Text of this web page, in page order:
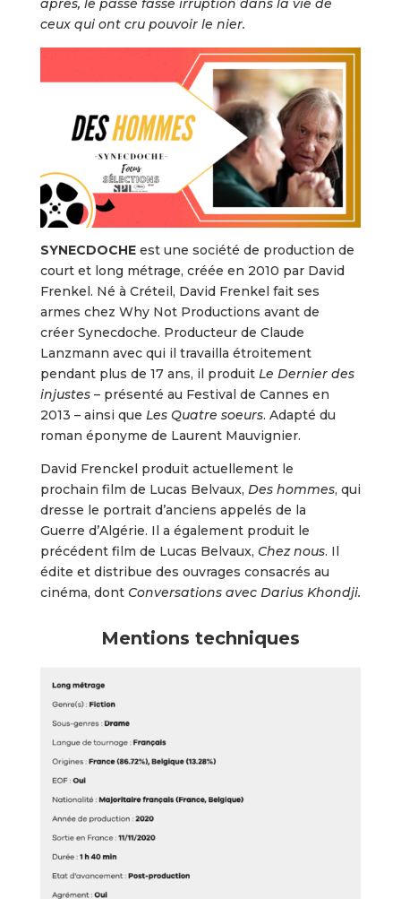
après, le passé fasse irruption dans la vie de
ceux qui ont cru pouvoir le nier.
SYNECDOCHEest une société de production de
court et long métrage, créée en 2010 par David
Frenkel. Né à Créteil, David Frenkel fait ses
armes chez Why Not Productions avant de
créer Synecdoche. Producteur de Claude
Lanzmann avec qui il travailla étroitement
pendant plus de 17 ans, il produit Le Dernier des
injustes– présenté au Festival de Cannes en
2013 – ainsi que Les Quatre soeurs. Adapté du
roman éponyme de Laurent Mauvignier.
David Frenckel produit actuellement le
prochain film de Lucas Belvaux, Des hommes, qui
dresse le portrait d’anciens appelés de la
Guerre d’Algérie. Il a également produit le
précédent film de Lucas Belvaux, Chez nous. Il
édite et distribue des ouvrages consacrés au
cinéma, dont Conversations avec Darius Khondji.
Mentions techniques